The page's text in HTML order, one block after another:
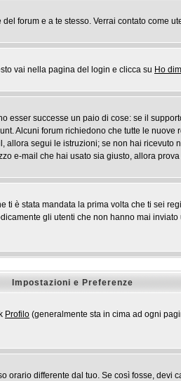
forum e a te stesso. Verrai contato come
vai nella pagina del login e clicca su Ho
esser successe un paio di cose: se il
Alcuni forum richiedono che tutte le
segui le istruzioni; se non hai
e-mail che hai usato sia giusto, allora
è stata mandata la prima volta che ti sei
gli utenti che non hanno mai
Impostazioni e Preferenze
Profilo (generalmente sta in cima ad ogni
differente dal tuo. Se così fosse,